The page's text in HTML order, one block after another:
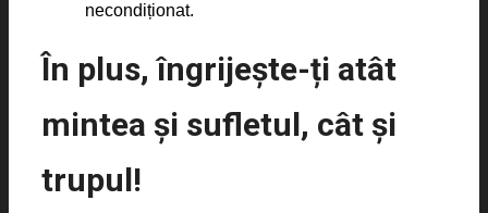
necondiționat.
În plus, îngrijește-ți atât
mintea și sufletul, cât și
trupul!